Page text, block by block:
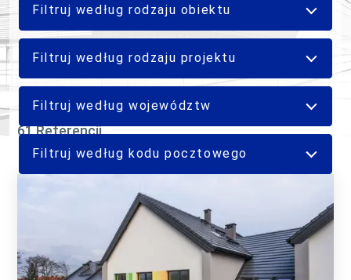
Filtruj według rodzaju obiektu
Filtruj według rodzaju projektu
Filtruj według województw
Filtruj według kodu pocztowego
61 Referencji